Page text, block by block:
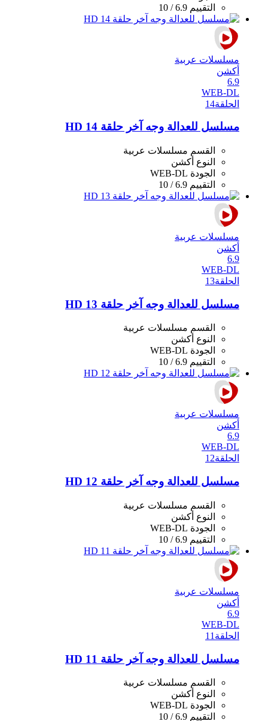
التقييم 6.9 / 10
مسلسلات عربية
أكشن
6.9
WEB-DL
الحلقة14
مسلسل للعدالة وجه آخر حلقة 14 HD
القسم مسلسلات عربية
النوع أكشن
الجودة WEB-DL
التقييم 6.9 / 10
مسلسلات عربية
أكشن
6.9
WEB-DL
الحلقة13
مسلسل للعدالة وجه آخر حلقة 13 HD
القسم مسلسلات عربية
النوع أكشن
الجودة WEB-DL
التقييم 6.9 / 10
مسلسلات عربية
أكشن
6.9
WEB-DL
الحلقة12
مسلسل للعدالة وجه آخر حلقة 12 HD
القسم مسلسلات عربية
النوع أكشن
الجودة WEB-DL
التقييم 6.9 / 10
مسلسلات عربية
أكشن
6.9
WEB-DL
الحلقة 11
مسلسل للعدالة وجه آخر حلقة 11 HD
القسم مسلسلات عربية
النوع أكشن
الجودة WEB-DL
التقييم 6.9 / 10